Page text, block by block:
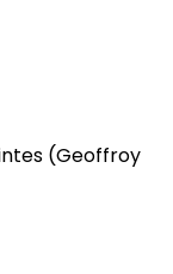
(Geoffroy